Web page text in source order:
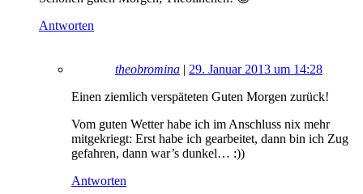
Antworten
theobromina | 29. Januar 2013 um 14:28
Einen ziemlich verspäteten Guten Morgen zurück!
Vom guten Wetter habe ich im Anschluss nix mehr
mitgekriegt: Erst habe ich gearbeitet, dann bin ich Zug
gefahren, dann war’s dunkel… :))
Antworten